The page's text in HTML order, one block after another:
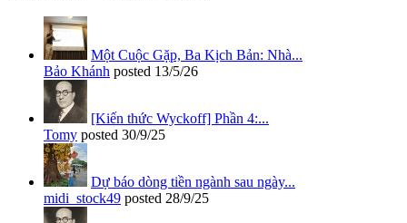
Một Cuộc Gặp, Ba Kịch Bản: Nhà...
Bảo Khánh posted 13/5/26
[Kiến thức Wyckoff] Phần 4:...
Tomy posted 30/9/25
Dự báo dòng tiền ngành sau ngày...
midi_stock49 posted 28/9/25